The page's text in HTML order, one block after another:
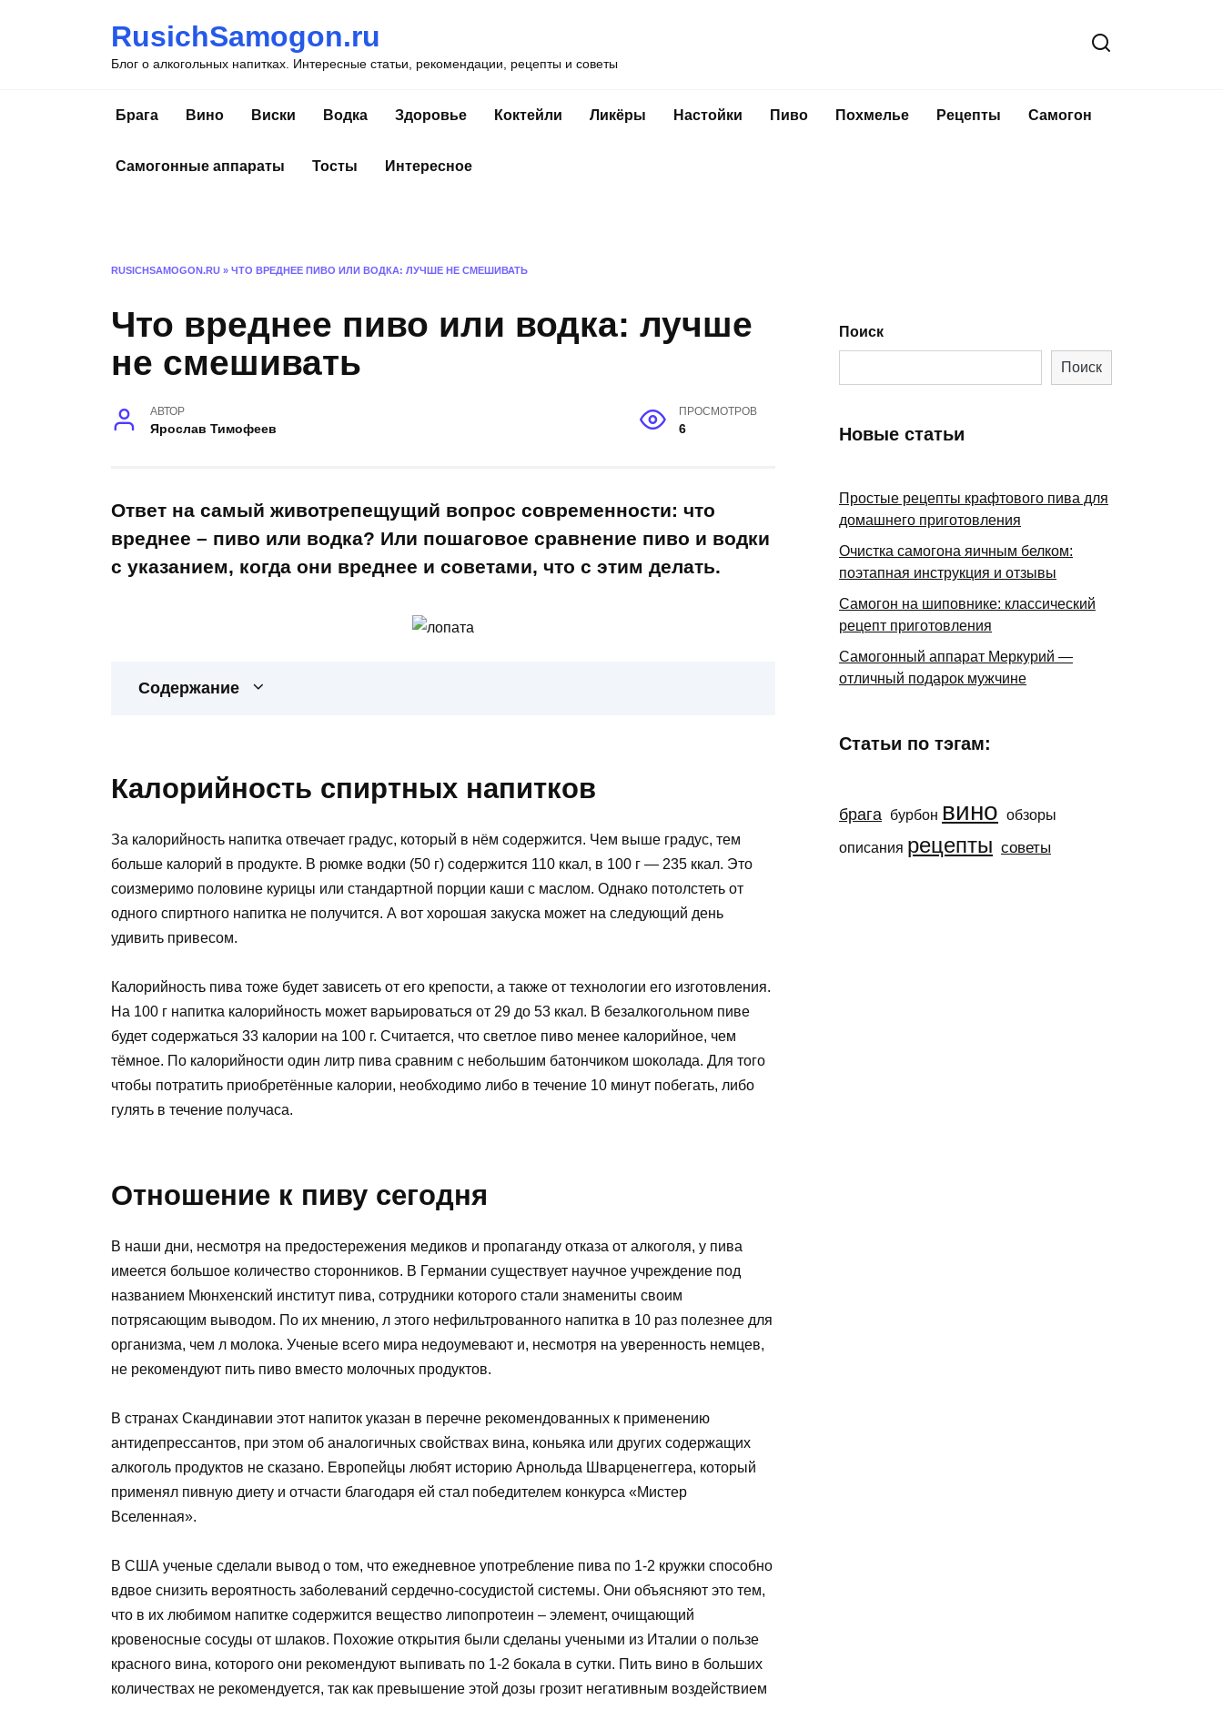
RusichSamogon.ru
Блог о алкогольных напитках. Интересные статьи, рекомендации, рецепты и советы
Брага Вино Виски Водка Здоровье Коктейли Ликёры Настойки Пиво Похмелье Рецепты Самогон
Самогонные аппараты Тосты Интересное
RUSICHSAMOGON.RU » ЧТО ВРЕДНЕЕ ПИВО ИЛИ ВОДКА: ЛУЧШЕ НЕ СМЕШИВАТЬ
Что вреднее пиво или водка: лучше
не смешивать
АВТОР
Ярослав Тимофеев
ПРОСМОТРОВ
6
Ответ на самый животрепещущий вопрос современности: что
вреднее – пиво или водка? Или пошаговое сравнение пиво и водки
с указанием, когда они вреднее и советами, что с этим делать.
Содержание
Калорийность спиртных напитков
За калорийность напитка отвечает градус, который в нём содержится. Чем выше градус, тем
больше калорий в продукте. В рюмке водки (50 г) содержится 110 ккал, в 100 г — 235 ккал. Это
соизмеримо половине курицы или стандартной порции каши с маслом. Однако потолстеть от
одного спиртного напитка не получится. А вот хорошая закуска может на следующий день
удивить привесом.
Калорийность пива тоже будет зависеть от его крепости, а также от технологии его изготовления.
На 100 г напитка калорийность может варьироваться от 29 до 53 ккал. В безалкогольном пиве
будет содержаться 33 калории на 100 г. Считается, что светлое пиво менее калорийное, чем
тёмное. По калорийности один литр пива сравним с небольшим батончиком шоколада. Для того
чтобы потратить приобретённые калории, необходимо либо в течение 10 минут побегать, либо
гулять в течение получаса.
Отношение к пиву сегодня
В наши дни, несмотря на предостережения медиков и пропаганду отказа от алкоголя, у пива
имеется большое количество сторонников. В Германии существует научное учреждение под
названием Мюнхенский институт пива, сотрудники которого стали знамениты своим
потрясающим выводом. По их мнению, л этого нефильтрованного напитка в 10 раз полезнее для
организма, чем л молока. Ученые всего мира недоумевают и, несмотря на уверенность немцев,
не рекомендуют пить пиво вместо молочных продуктов.
В странах Скандинавии этот напиток указан в перечне рекомендованных к применению
антидепрессантов, при этом об аналогичных свойствах вина, коньяка или других содержащих
алкоголь продуктов не сказано. Европейцы любят историю Арнольда Шварценеггера, который
применял пивную диету и отчасти благодаря ей стал победителем конкурса «Мистер
Вселенная».
В США ученые сделали вывод о том, что ежедневное употребление пива по 1-2 кружки способно
вдвое снизить вероятность заболеваний сердечно-сосудистой системы. Они объясняют это тем,
что в их любимом напитке содержится вещество липопротеин – элемент, очищающий
кровеносные сосуды от шлаков. Похожие открытия были сделаны учеными из Италии о пользе
красного вина, которого они рекомендуют выпивать по 1-2 бокала в сутки. Пить вино в больших
количествах не рекомендуется, так как превышение этой дозы грозит негативным воздействием
Поиск
Поиск
Новые статьи
Простые рецепты крафтового пива для
домашнего приготовления
Очистка самогона яичным белком:
поэтапная инструкция и отзывы
Самогон на шиповнике: классический
рецепт приготовления
Самогонный аппарат Меркурий —
отличный подарок мужчине
Статьи по тэгам:
брага бурбон вино обзоры
описания рецепты советы